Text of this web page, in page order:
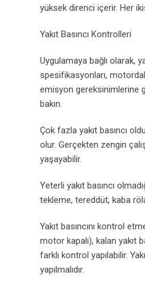
yüksek direnci içerir. Her
Yakıt Basıncı Kontrolleri
Uygulamaya bağlı olarak,
spesifikasyonları,
emisyon gereksinimlerine
bakın.
Çok fazla yakıt basıncı
olur. Gerçekten zengin
yaşayabilir.
Yeterli yakıt basıncı
tekleme, tereddüt, kaba
Yakıt basıncını kontrol
motor kapalı), kalan yakıt
farklı kontrol yapılabilir.
yapılmalıdır.